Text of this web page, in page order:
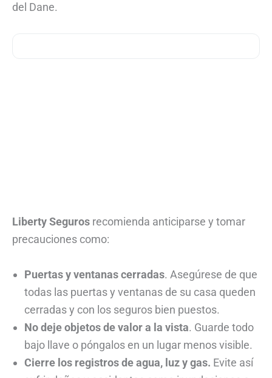
del Dane.
Liberty Seguros recomienda anticiparse y tomar
precauciones como:
Puertas y ventanas cerradas. Asegúrese de que
todas las puertas y ventanas de su casa queden
cerradas y con los seguros bien puestos.
No deje objetos de valor a la vista. Guarde todo
bajo llave o póngalos en un lugar menos visible.
Cierre los registros de agua, luz y gas. Evite así